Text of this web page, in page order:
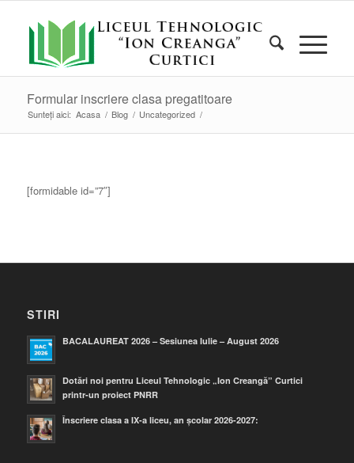
Formular inscriere clasa pregatitoare
Sunteți aici: Acasa / Blog / Uncategorized /
[formidable id=”7″]
STIRI
BACALAUREAT 2026 – Sesiunea Iulie – August 2026
Dotări noi pentru Liceul Tehnologic „Ion Creangă” Curtici
printr-un proiect PNRR
Înscriere clasa a IX-a liceu, an școlar 2026-2027: